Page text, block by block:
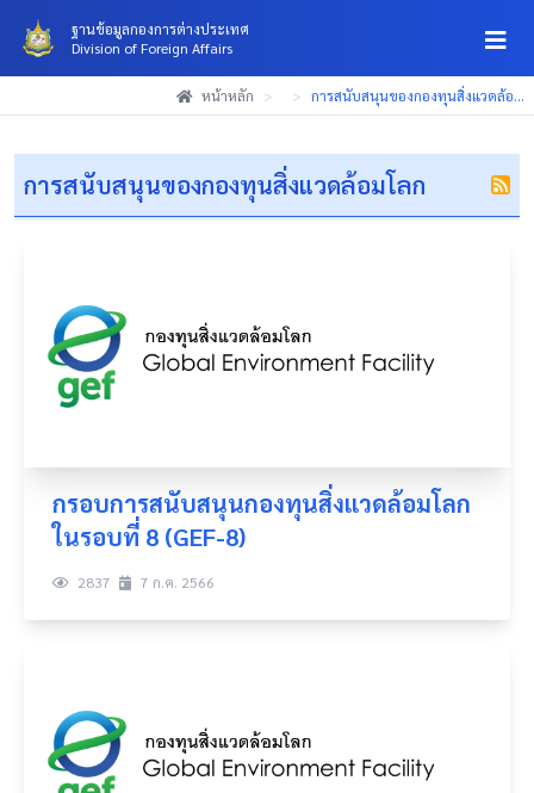
ฐานข้อมูลกองการต่างประเทศ
Division of Foreign Affairs
หน้าหลัก > > การสนับสนุนของกองทุนสิ่งแวดล้อ...
การสนับสนุนของกองทุนสิ่งแวดล้อมโลก
กรอบการสนับสนุนกองทุนสิ่งแวดล้อมโลก
ในรอบที่ 8 (GEF-8)
2837 7 ก.ค. 2566
(Esc)
(Esc)
(Esc)